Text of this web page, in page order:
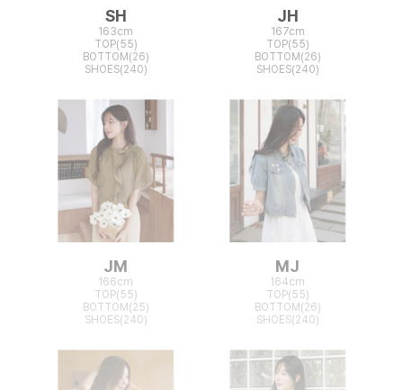
SH
163cm
TOP(55)
BOTTOM(26)
SHOES(240)
JH
167cm
TOP(55)
BOTTOM(26)
SHOES(240)
JM
166cm
TOP(55)
BOTTOM(25)
SHOES(240)
MJ
164cm
TOP(55)
BOTTOM(26)
SHOES(240)